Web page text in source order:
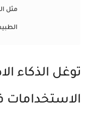
مثل
توغل الذكاء
الاستخدامات